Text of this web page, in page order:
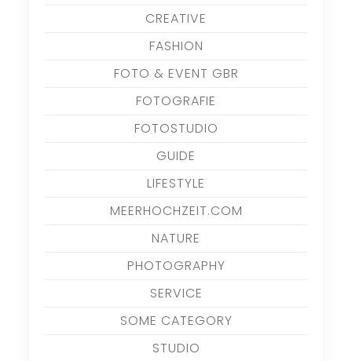
CREATIVE
FASHION
FOTO & EVENT GBR
FOTOGRAFIE
FOTOSTUDIO
GUIDE
LIFESTYLE
MEERHOCHZEIT.COM
NATURE
PHOTOGRAPHY
SERVICE
SOME CATEGORY
STUDIO